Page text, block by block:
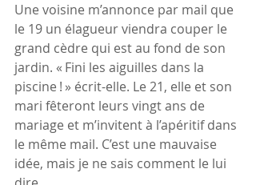
Une voisine m’annonce par mail que
le 19 un élagueur viendra couper le
grand cèdre qui est au fond de son
jardin. « Fini les aiguilles dans la
piscine ! » écrit-elle. Le 21, elle et son
mari fêteront leurs vingt ans de
mariage et m’invitent à l’apéritif dans
le même mail. C’est une mauvaise
idée, mais je ne sais comment le lui